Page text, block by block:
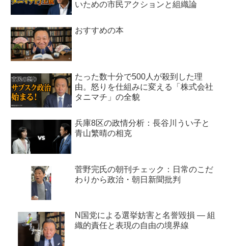
いための市民アクションと組織論
おすすめの本
たった数十分で500人が殺到した理
由。怒りを仕組みに変える「株式会社
タニマチ」の全貌
兵庫8区の政情分析：長谷川うい子と
青山繁晴の相克
菅野完氏の朝刊チェック：日常のこだ
わりから政治・朝日新聞批判
N国党による選挙妨害と名誉毀損 ― 組
織的責任と表現の自由の境界線